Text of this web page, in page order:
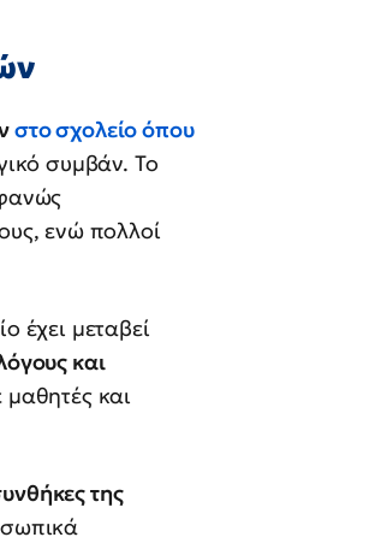
στο σχολείο όπου
συμβάν. Το
ενώ πολλοί
έχει μεταβεί
και
και
της